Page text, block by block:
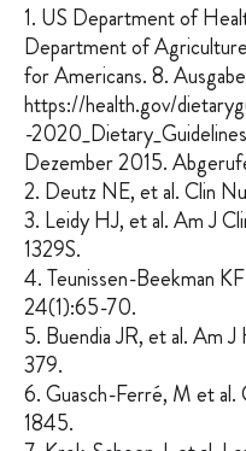
1. US Department of
Department of
for Americans. 8.
https://health.gov/
-
Dezember 2015.
2. Deutz NE, et al. Clin
3. Leidy HJ, et al. Am J
1329S.
4. Teunissen-Beekman
24(1):65-70.
5. Buendia JR, et al. Am
379.
6. Guasch-Ferré, M et al.
1845.